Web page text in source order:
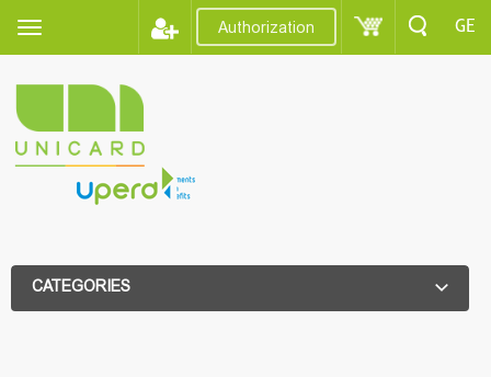
Authorization GE
CATEGORIES